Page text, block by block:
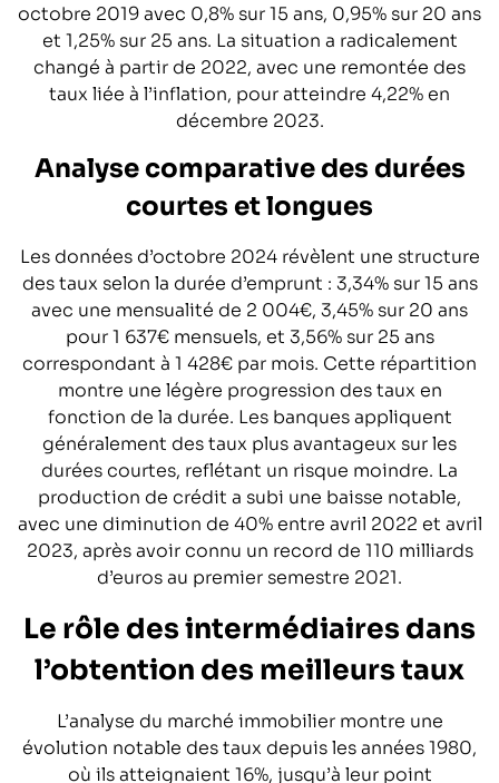
octobre 2019 avec 0,8% sur 15 ans, 0,95% sur 20 ans
et 1,25% sur 25 ans. La situation a radicalement
changé à partir de 2022, avec une remontée des
taux liée à l’inflation, pour atteindre 4,22% en
décembre 2023.
Analyse comparative des durées
courtes et longues
Les données d’octobre 2024 révèlent une structure
des taux selon la durée d’emprunt : 3,34% sur 15 ans
avec une mensualité de 2 004€, 3,45% sur 20 ans
pour 1 637€ mensuels, et 3,56% sur 25 ans
correspondant à 1 428€ par mois. Cette répartition
montre une légère progression des taux en
fonction de la durée. Les banques appliquent
généralement des taux plus avantageux sur les
durées courtes, reflétant un risque moindre. La
production de crédit a subi une baisse notable,
avec une diminution de 40% entre avril 2022 et avril
2023, après avoir connu un record de 110 milliards
d’euros au premier semestre 2021.
Le rôle des intermédiaires dans
l’obtention des meilleurs taux
L’analyse du marché immobilier montre une
évolution notable des taux depuis les années 1980,
où ils atteignaient 16%, jusqu’à leur point